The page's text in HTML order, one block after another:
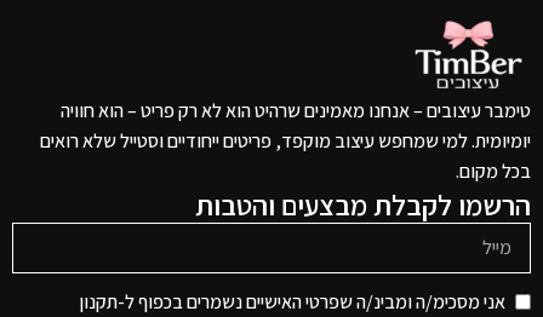
טימבר עיצובים – אנחנו מאמינים שרהיט הוא לא רק פריט – הוא חוויה
יומיומית. למי שמחפש עיצוב מוקפד, פריטים ייחודיים וסטייל שלא רואים
בכל מקום.
הרשמו לקבלת מבצעים והטבות
אני מסכימ/ה ומבינ/ה שפרטי האישיים נשמרים בכפוף ל-תקנון